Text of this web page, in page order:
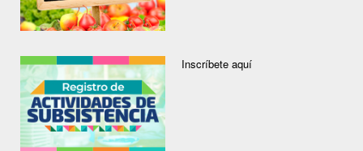
Inscríbete aquí